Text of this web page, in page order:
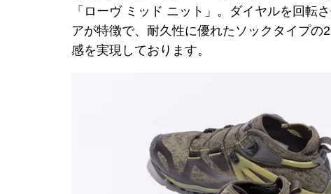
「ローヴ ミッド ニット」。ダイヤルを回転
アが特徴で、耐久性に優れたソックタイプの
感を実現しております。